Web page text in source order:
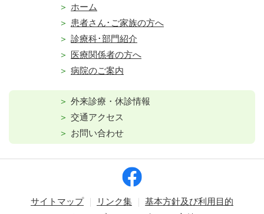
ホーム
患者さん･ご家族の方へ
診療科･部門紹介
医療関係者の方へ
病院のご案内
外来診療・休診情報
交通アクセス
お問い合わせ
サイトマップ リンク集
基本方針及び利用目的